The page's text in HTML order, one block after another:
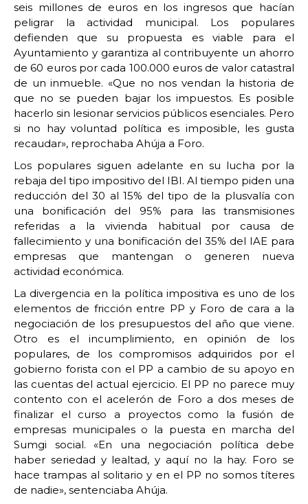
seis millones de euros en los ingresos que hacían
peligrar la actividad municipal. Los populares
defienden que su propuesta es viable para el
Ayuntamiento y garantiza al contribuyente un ahorro
de 60 euros por cada 100.000 euros de valor catastral
de un inmueble. «Que no nos vendan la historia de
que no se pueden bajar los impuestos. Es posible
hacerlo sin lesionar servicios públicos esenciales. Pero
si no hay voluntad política es imposible, les gusta
recaudar», reprochaba Ahúja a Foro.
Los populares siguen adelante en su lucha por la
rebaja del tipo impositivo del IBI. Al tiempo piden una
reducción del 30 al 15% del tipo de la plusvalía con
una bonificación del 95% para las transmisiones
referidas a la vivienda habitual por causa de
fallecimiento y una bonificación del 35% del IAE para
empresas que mantengan o generen nueva
actividad económica.
La divergencia en la política impositiva es uno de los
elementos de fricción entre PP y Foro de cara a la
negociación de los presupuestos del año que viene.
Otro es el incumplimiento, en opinión de los
populares, de los compromisos adquiridos por el
gobierno forista con el PP a cambio de su apoyo en
las cuentas del actual ejercicio. El PP no parece muy
contento con el acelerón de Foro a dos meses de
finalizar el curso a proyectos como la fusión de
empresas municipales o la puesta en marcha del
Sumgi social. «En una negociación política debe
haber seriedad y lealtad, y aquí no la hay. Foro se
hace trampas al solitario y en el PP no somos títeres
de nadie», sentenciaba Ahúja.